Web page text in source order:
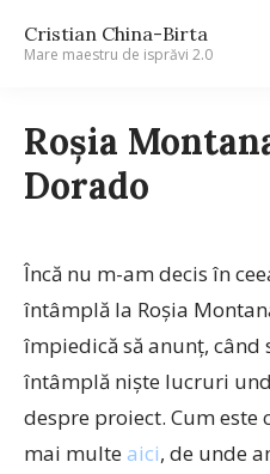
Cristian China-Birta
Mare maestru de isprăvi 2.0
Roșia
Dorado
Încă nu m-am decis în
întâmplă la Roșia
împiedică să anunț, când
întâmplă niște lucruri
despre proiect. Cum este
mai multe aici, de unde